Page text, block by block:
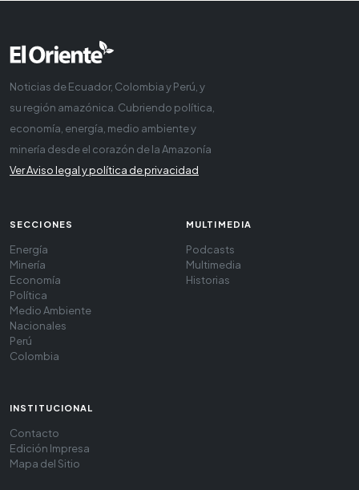
Noticias de Ecuador, Colombia y Perú, y
su región amazónica. Cubriendo política,
economía, energía, medio ambiente y
minería desde el corazón de la Amazonía
Ver Aviso legal y política de privacidad
SECCIONES
Energía
Minería
Economía
Política
Medio Ambiente
Nacionales
Perú
Colombia
MULTIMEDIA
Podcasts
Multimedia
Historias
INSTITUCIONAL
Contacto
Edición Impresa
Mapa del Sitio